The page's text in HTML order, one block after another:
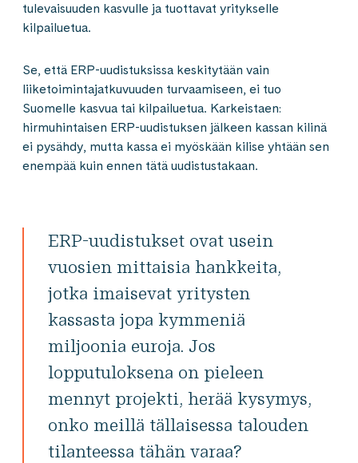
tulevaisuuden kasvulle ja tuottavat yritykselle
kilpailuetua.
Se, että ERP-uudistuksissa keskitytään vain
liiketoimintajatkuvuuden turvaamiseen, ei tuo
Suomelle kasvua tai kilpailuetua. Karkeistaen:
hirmuhintaisen ERP-uudistuksen jälkeen kassan kilinä
ei pysähdy, mutta kassa ei myöskään kilise yhtään sen
enempää kuin ennen tätä uudistustakaan.
ERP-uudistukset ovat usein
vuosien mittaisia hankkeita,
jotka imaisevat yritysten
kassasta jopa kymmeniä
miljoonia euroja. Jos
lopputuloksena on pieleen
mennyt projekti, herää kysymys,
onko meillä tällaisessa talouden
tilanteessa tähän varaa?